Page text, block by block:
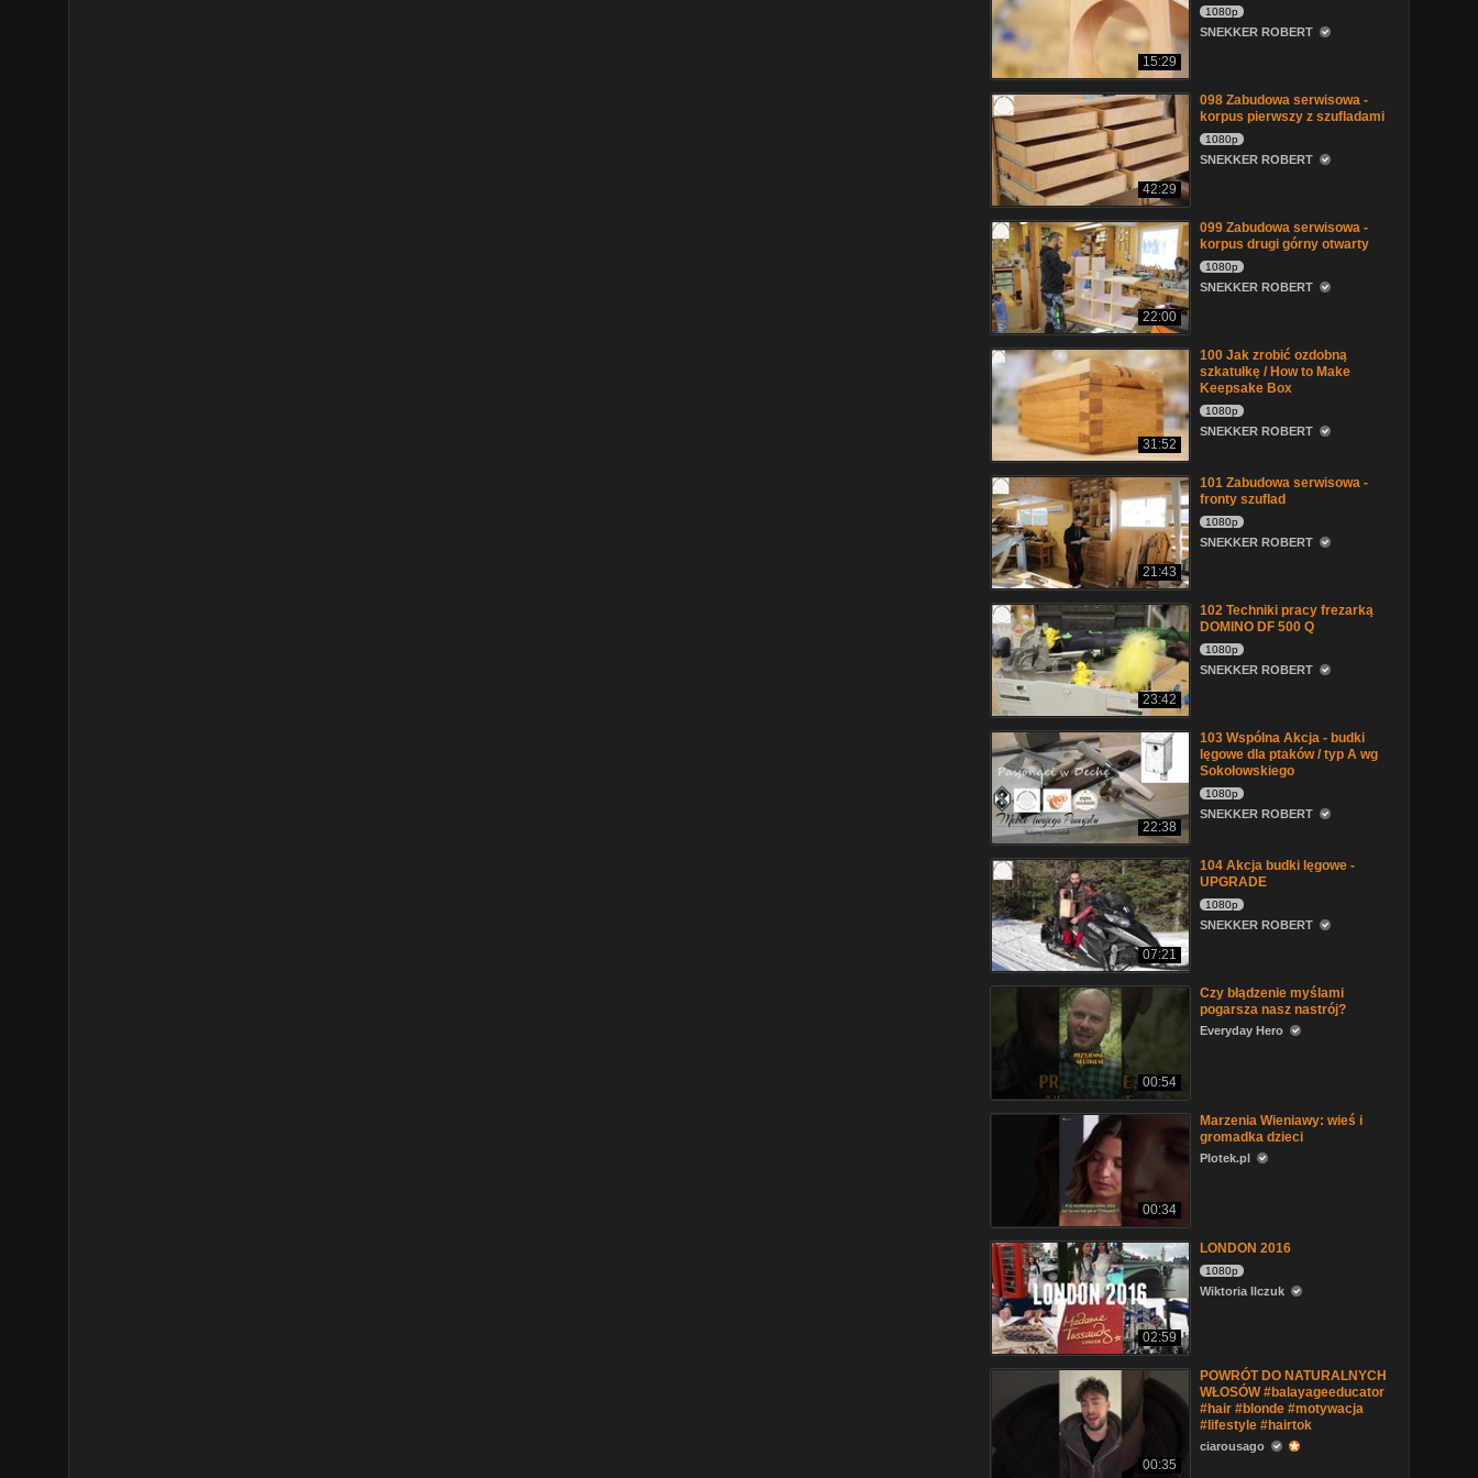
15:29
1080p
SNEKKER ROBERT
42:29
098 Zabudowa serwisowa -
korpus pierwszy z szufladami
1080p
SNEKKER ROBERT
22:00
099 Zabudowa serwisowa -
korpus drugi górny otwarty
1080p
SNEKKER ROBERT
31:52
100 Jak zrobić ozdobną
szkatułkę / How to Make
Keepsake Box
1080p
SNEKKER ROBERT
21:43
101 Zabudowa serwisowa -
fronty szuflad
1080p
SNEKKER ROBERT
23:42
102 Techniki pracy frezarką
DOMINO DF 500 Q
1080p
SNEKKER ROBERT
22:38
103 Wspólna Akcja - budki
lęgowe dla ptaków / typ A wg
Sokołowskiego
1080p
SNEKKER ROBERT
07:21
104 Akcja budki lęgowe -
UPGRADE
1080p
SNEKKER ROBERT
00:54
Czy błądzenie myślami
pogarsza nasz nastrój?
Everyday Hero
00:34
Marzenia Wieniawy: wieś i
gromadka dzieci
Plotek.pl
02:59
LONDON 2016
1080p
Wiktoria Ilczuk
00:35
POWRÓT DO NATURALNYCH
WŁOSÓW #balayageeducator
#hair #blonde #motywacja
#lifestyle #hairtok
ciarousago